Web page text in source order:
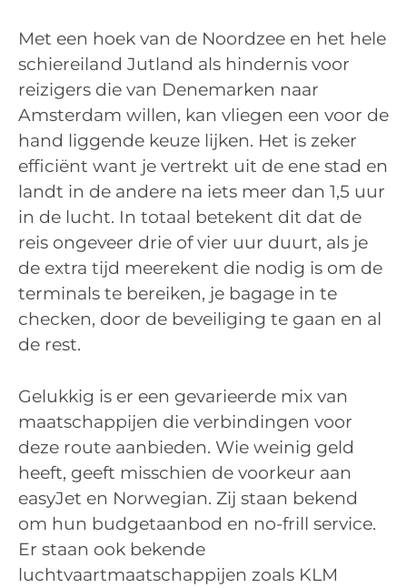
Met een hoek van de Noordzee en het hele
schiereiland Jutland als hindernis voor
reizigers die van Denemarken naar
Amsterdam willen, kan vliegen een voor de
hand liggende keuze lijken. Het is zeker
efficiënt want je vertrekt uit de ene stad en
landt in de andere na iets meer dan 1,5 uur
in de lucht. In totaal betekent dit dat de
reis ongeveer drie of vier uur duurt, als je
de extra tijd meerekent die nodig is om de
terminals te bereiken, je bagage in te
checken, door de beveiliging te gaan en al
de rest.
Gelukkig is er een gevarieerde mix van
maatschappijen die verbindingen voor
deze route aanbieden. Wie weinig geld
heeft, geeft misschien de voorkeur aan
easyJet en Norwegian. Zij staan bekend
om hun budgetaanbod en no-frill service.
Er staan ook bekende
luchtvaartmaatschappijen zoals KLM